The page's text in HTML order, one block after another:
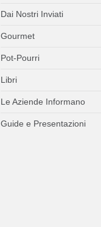
Dai Nostri Inviati
Gourmet
Pot-Pourri
Libri
Le Aziende Informano
Guide e Presentazioni